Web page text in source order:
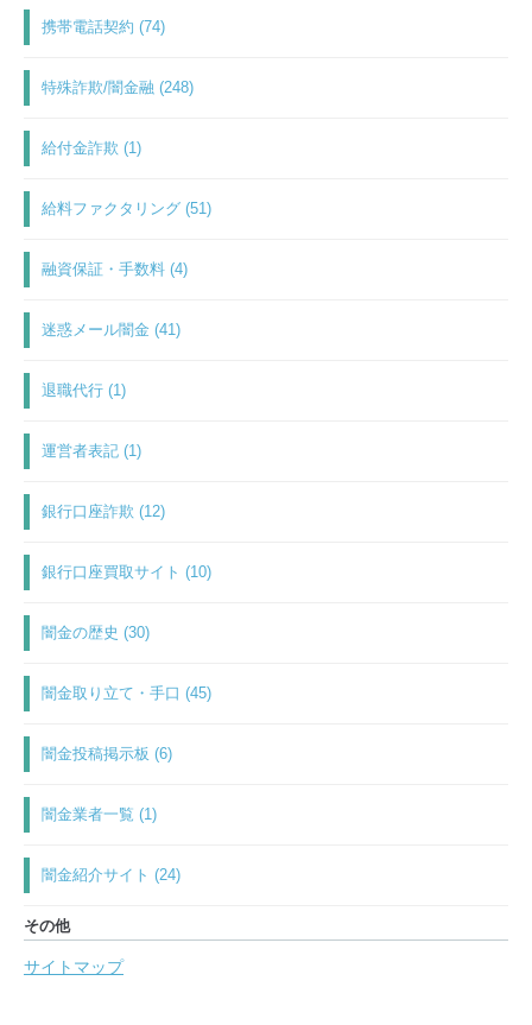
携帯電話契約 (74)
特殊詐欺/闇金融 (248)
給付金詐欺 (1)
給料ファクタリング (51)
融資保証・手数料 (4)
迷惑メール闇金 (41)
退職代行 (1)
運営者表記 (1)
銀行口座詐欺 (12)
銀行口座買取サイト (10)
闇金の歴史 (30)
闇金取り立て・手口 (45)
闇金投稿掲示板 (6)
闇金業者一覧 (1)
闇金紹介サイト (24)
その他
サイトマップ